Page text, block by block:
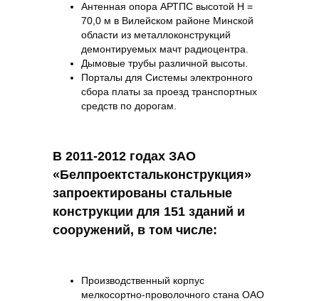
Антенная опора АРТПС высотой Н =
70,0 м в Вилейском районе Минской
области из металлоконструкций
демонтируемых мачт радиоцентра.
Дымовые трубы различной высоты.
Порталы для Системы электронного
сбора платы за проезд транспортных
средств по дорогам.
В 2011-2012 годах ЗАО
«Белпроектстальконструкция»
запроектированы стальные
конструкции для 151 зданий и
сооружений, в том числе:
Производственный корпус
мелкосортно-проволочного стана ОАО